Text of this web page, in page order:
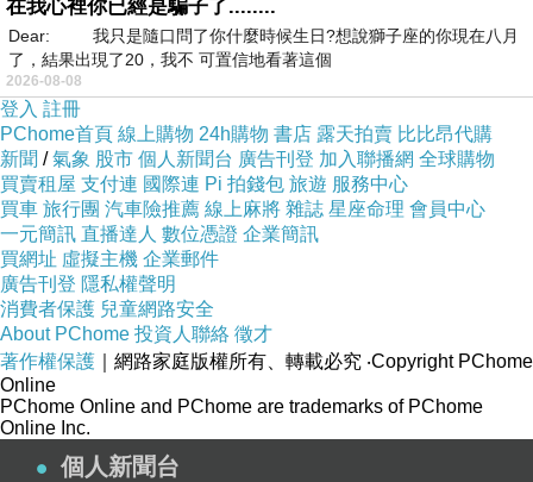
牆面無油垢 5
排水溝清潔無異味5
照明設備整潔 5
小計：______分
三、設備器具衛生（ 20分）
項目
配分得分備註
刀具清潔消毒5
砧板管理正常5
爐台清潔 5
冰箱內部整潔5
小計： ______分
在我心裡你已經是騙子了........
Dear: 我只是隨口問了你什麼時候生日?想說獅子座的你現在八月
了，結果出現了20，我不 可置信地看著這個
2026-08-08
登入 註冊
PChome首頁 線上購物 24h購物 書店 露天拍賣 比比昂代購
新聞 /氣象 股市 個人新聞台 廣告刊登 加入聯播網 全球購物
買賣租屋 支付連 國際連 Pi 拍錢包 旅遊 服務中心
買車 旅行團 汽車險推薦 線上麻將 雜誌 星座命理 會員中心
一元簡訊 直播達人 數位憑證 企業簡訊
買網址 虛擬主機 企業郵件
廣告刊登 隱私權聲明
消費者保護 兒童網路安全
About PChome 投資人聯絡 徵才
著作權保護 ｜網路家庭版權所有、轉載必究 ‧Copyright PChome
Online
PChome Online and PChome are trademarks of PChome
Online Inc.
個人新聞台